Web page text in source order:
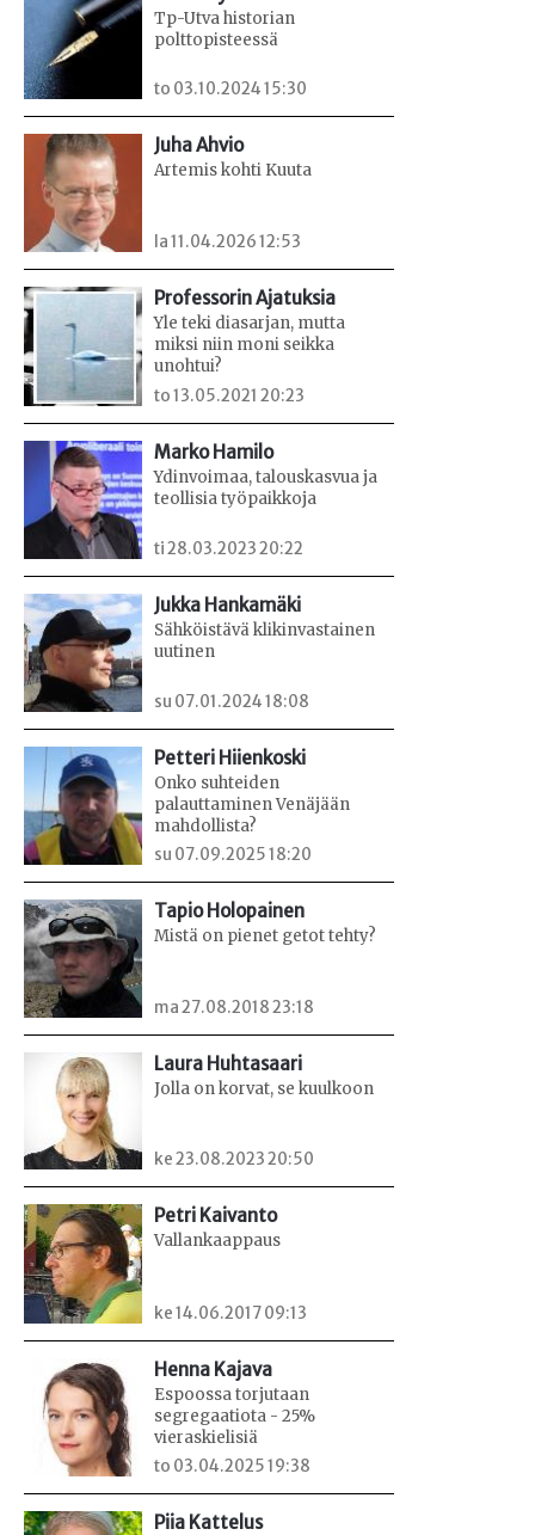
Tp-Utva historian
polttopisteessä
to 03.10.2024 15:30
Juha Ahvio
Artemis kohti Kuuta
la 11.04.2026 12:53
Professorin Ajatuksia
Yle teki diasarjan, mutta
miksi niin moni seikka
unohtui?
to 13.05.2021 20:23
Marko Hamilo
Ydinvoimaa, talouskasvua ja
teollisia työpaikkoja
ti 28.03.2023 20:22
Jukka Hankamäki
Sähköistävä klikinvastainen
uutinen
su 07.01.2024 18:08
Petteri Hiienkoski
Onko suhteiden
palauttaminen Venäjään
mahdollista?
su 07.09.2025 18:20
Tapio Holopainen
Mistä on pienet getot tehty?
ma 27.08.2018 23:18
Laura Huhtasaari
Jolla on korvat, se kuulkoon
ke 23.08.2023 20:50
Petri Kaivanto
Vallankaappaus
ke 14.06.2017 09:13
Henna Kajava
Espoossa torjutaan
segregaatiota - 25%
vieraskielisiä
to 03.04.2025 19:38
Piia Kattelus